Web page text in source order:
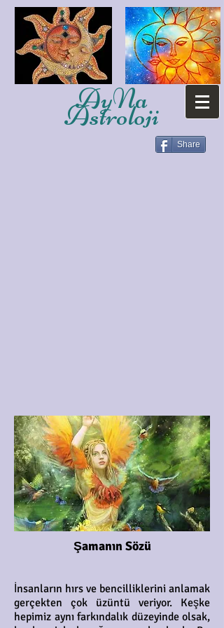
AyNa
Astroloji
Share
Şamanın Sözü
İnsanların hırs ve bencilliklerini anlamak
gerçekten çok üzüntü veriyor. Keşke
hepimiz aynı farkındalık düzeyinde olsak,